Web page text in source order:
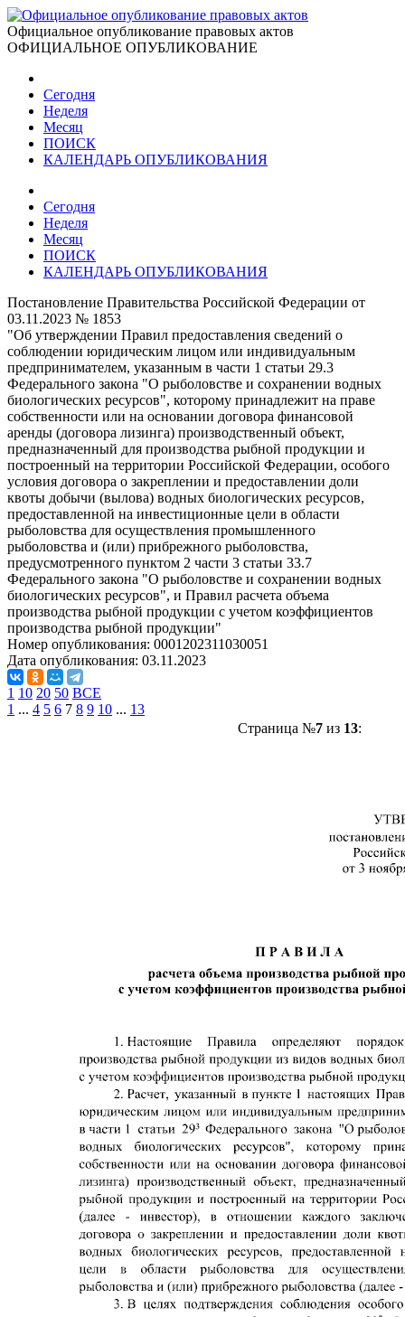
Официальное опубликование правовых актов
ОФИЦИАЛЬНОЕ ОПУБЛИКОВАНИЕ
Сегодня
Неделя
Месяц
ПОИСК
КАЛЕНДАРЬ ОПУБЛИКОВАНИЯ
Сегодня
Неделя
Месяц
ПОИСК
КАЛЕНДАРЬ ОПУБЛИКОВАНИЯ
Постановление Правительства Российской Федерации от
03.11.2023 № 1853
"Об утверждении Правил предоставления сведений о
соблюдении юридическим лицом или индивидуальным
предпринимателем, указанным в части 1 статьи 29.3
Федерального закона "О рыболовстве и сохранении водных
биологических ресурсов", которому принадлежит на праве
собственности или на основании договора финансовой
аренды (договора лизинга) производственный объект,
предназначенный для производства рыбной продукции и
построенный на территории Российской Федерации, особого
условия договора о закреплении и предоставлении доли
квоты добычи (вылова) водных биологических ресурсов,
предоставленной на инвестиционные цели в области
рыболовства для осуществления промышленного
рыболовства и (или) прибрежного рыболовства,
предусмотренного пунктом 2 части 3 статьи 33.7
Федерального закона "О рыболовстве и сохранении водных
биологических ресурсов", и Правил расчета объема
производства рыбной продукции с учетом коэффициентов
производства рыбной продукции"
Номер опубликования: 0001202311030051
Дата опубликования: 03.11.2023
1 10 20 50 ВСЕ
1 ... 4 5 6 7 8 9 10 ... 13
Страница №7из 13: